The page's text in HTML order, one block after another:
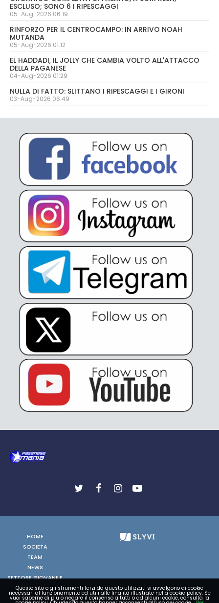
ESCLUSO; SONO 6 I RIPESCAGGI
05-Aug-2026 06:19
RINFORZO PER IL CENTROCAMPO: IN ARRIVO NOAH
MUTANDA
05-Aug-2026 01:12
EL HADDADI, IL JOLLY CHE CAMBIA VOLTO ALL'ATTACCO
DELLA PAGANESE
04-Aug-2026 01:29
NULLA DI FATTO: SLITTANO I RIPESCAGGI E I GIRONI
03-Aug-2026 06:49
HOME
SOCIETA
TEAM
NEWS
SETTORE GIOVANILE
FOTO
VIDEO
Questo sito o gli strumenti terzi da questo utilizzati si avvalgono di cookie
necessari al funzionamento ed utili alle finalità illustrate nella cookie policy. Se
vuoi saperne di più o negare il consenso a tutti o ad alcuni cookie, consulta la